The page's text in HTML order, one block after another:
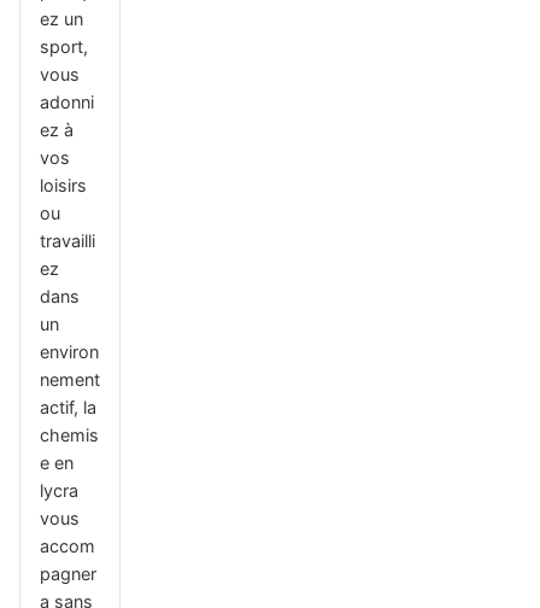
ez un
sport,
vous
adonni
ez à
vos
loisirs
ou
travailli
ez
dans
un
environ
nement
actif, la
chemis
e en
lycra
vous
accom
pagner
a sans